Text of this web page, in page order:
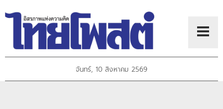
จันทร์, 10 สิงหาคม 2569